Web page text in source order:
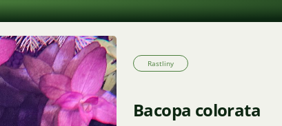
Rastliny
Bacopa colorata